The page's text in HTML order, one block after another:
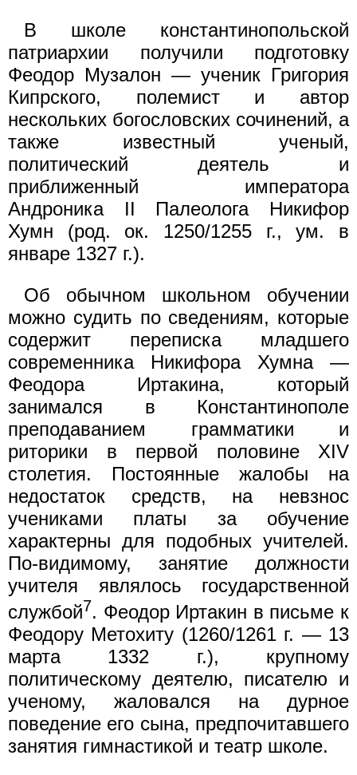
В школе константинопольской
патриархии получили подготовку
Феодор Музалон — ученик Григория
Кипрского, полемист и автор
нескольких богословских сочинений, а
также известный ученый,
политический деятель и
приближенный императора
Андроника II Палеолога Никифор
Хумн (род. ок. 1250/1255 г., ум. в
январе 1327 г.).
Об обычном школьном обучении
можно судить по сведениям, которые
содержит переписка младшего
современника Никифора Хумна —
Феодора Иртакина, который
занимался в Константинополе
преподаванием грамматики и
риторики в первой половине XIV
столетия. Постоянные жалобы на
недостаток средств, на невзнос
учениками платы за обучение
характерны для подобных учителей.
По-видимому, занятие должности
учителя являлось государственной
службой7. Феодор Иртакин в письме к
Феодору Метохиту (1260/1261 г. — 13
марта 1332 г.), крупному
политическому деятелю, писателю и
ученому, жаловался на дурное
поведение его сына, предпочитавшего
занятия гимнастикой и театр школе.